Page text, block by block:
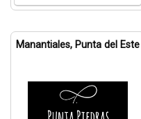
Manantiales, Punta del Este